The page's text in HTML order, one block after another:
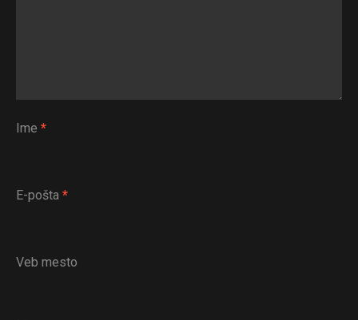
Ime *
E-pošta *
Veb mesto